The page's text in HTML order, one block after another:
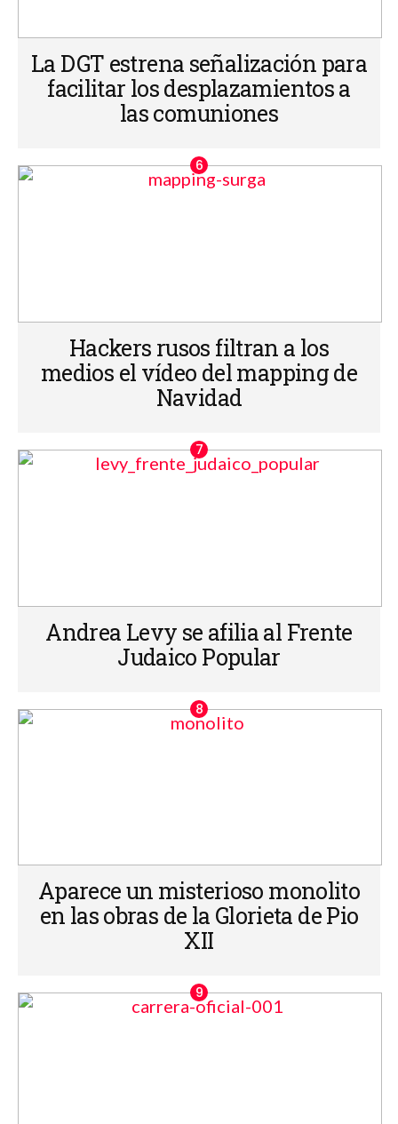
La DGT estrena señalización para
facilitar los desplazamientos a
las comuniones
Hackers rusos filtran a los
medios el vídeo del mapping de
Navidad
Andrea Levy se afilia al Frente
Judaico Popular
Aparece un misterioso monolito
en las obras de la Glorieta de Pio
XII